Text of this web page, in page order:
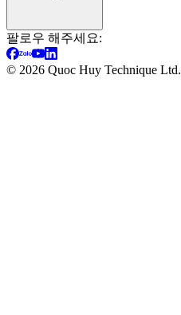
팔로우 해주세요:
© 2026 Quoc Huy Technique Ltd.